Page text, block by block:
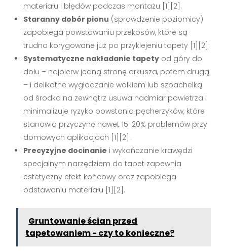
materiału i błędów podczas montażu [1][2] .
Staranny dobór pionu (sprawdzenie poziomicy)
zapobiega powstawaniu przekosów, które są
trudno korygowane już po przyklejeniu tapety [1][2] .
Systematyczne nakładanie tapety od góry do
dołu – najpierw jedną stronę arkusza, potem drugą
– i delikatne wygładzanie wałkiem lub szpachelką
od środka na zewnątrz usuwa nadmiar powietrza i
minimalizuje ryzyko powstania pęcherzyków, które
stanowią przyczynę nawet 15-20% problemów przy
domowych aplikacjach [1][2] .
Precyzyjne docinanie i wykańczanie krawędzi
specjalnym narzędziem do tapet zapewnia
estetyczny efekt końcowy oraz zapobiega
odstawaniu materiału [1][2] .
Gruntowanie ścian przed
tapetowaniem - czy to konieczne?